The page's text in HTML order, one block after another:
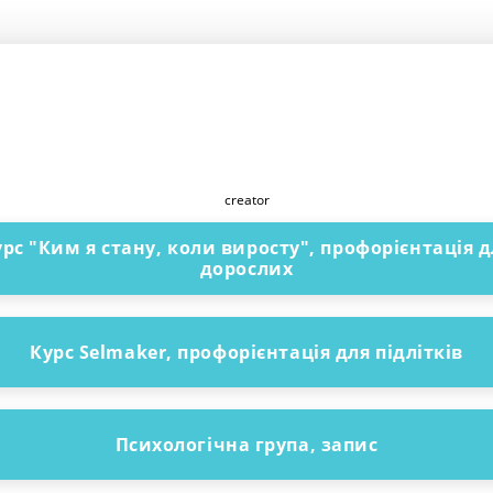
creator
"Ким я стану, коли виросту", профорієнтація
дорослих
Курс Selmaker, профорієнтація для підлітків
Психологічна група, запис